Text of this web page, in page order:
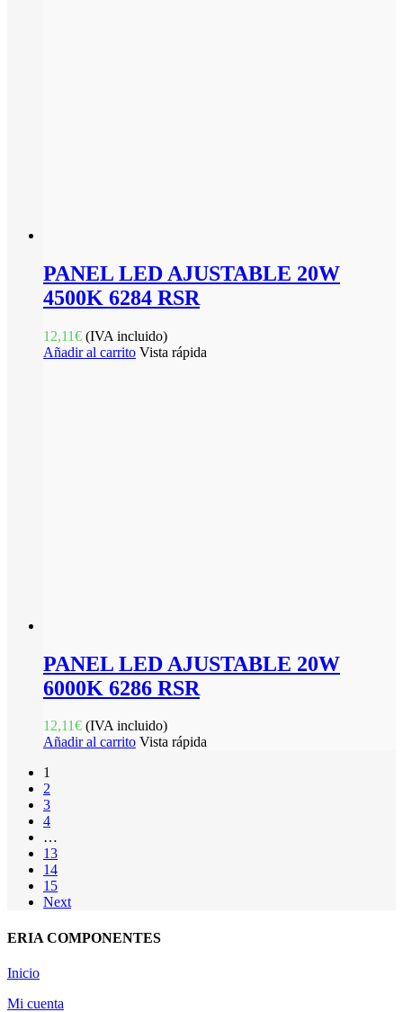
PANEL LED AJUSTABLE 20W
4500K 6284 RSR
12,11€ (IVA incluido)
Añadir al carrito Vista rápida
PANEL LED AJUSTABLE 20W
6000K 6286 RSR
12,11€ (IVA incluido)
Añadir al carrito Vista rápida
1
2
3
4
…
13
14
15
Next
ERIA COMPONENTES
Inicio
Mi cuenta